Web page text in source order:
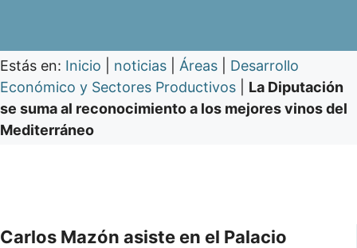
Estás en: Inicio noticias Áreas
Desarrollo
Económico y Sectores Productivos
La Diputación
se suma al reconocimiento a los mejores vinos del
Mediterráneo
Carlos Mazón asiste en el Palacio